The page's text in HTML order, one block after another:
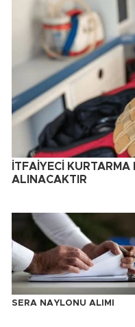
İTFAİYECİ KURTARMA
ALINACAKTIR
SERA NAYLONU ALIMI